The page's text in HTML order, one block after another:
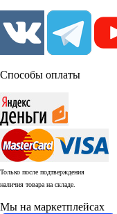
Способы оплаты
Только после подтверждения
наличия товара на складе.
Мы на маркетплейсах